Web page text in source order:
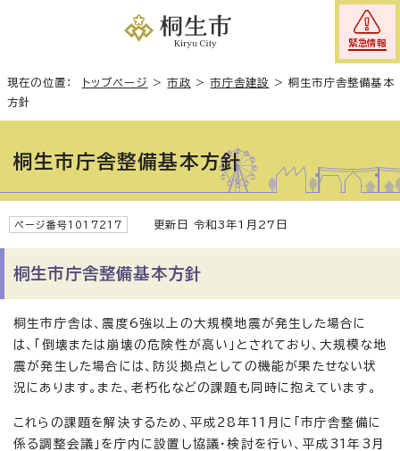
緊急情報
現在の位置： トップページ >市政 >市庁舎建設 >桐生市庁舎整備基本
方針
桐生市庁舎整備基本方針
ページ番号1017217 更新日 令和3年1月27日
桐生市庁舎整備基本方針
桐生市庁舎は、震度6強以上の大規模地震が発生した場合に
は、「倒壊または崩壊の危険性が高い」とされており、大規模な地
震が発生した場合には、防災拠点としての機能が果たせない状
況にあります。また、老朽化などの課題も同時に抱えています。
これらの課題を解決するため、平成28年11月に「市庁舎整備に
係る調整会議」を庁内に設置し協議・検討を行い、平成31年3月